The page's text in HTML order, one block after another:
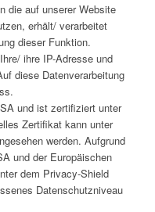
die auf unserer Website
erhält/ verarbeitet
dieser Funktion.
ihre IP-Adresse und
diese Datenverarbeitung
und ist zertifiziert unter
Zertifikat kann unter
werden. Aufgrund
und der Europäischen
dem Privacy-Shield
Datenschutzniveau